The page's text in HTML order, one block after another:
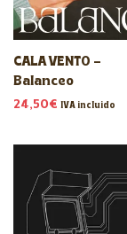
CALA VENTO –
Balanceo
24,50€ IVA incluido